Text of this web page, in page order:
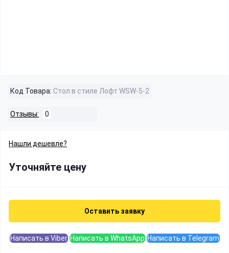
Код Товара: Стол в стиле Лофт WSW-5-2
Отзывы: 0
Нашли дешевле?
Уточняйте цену
Оставить заявку
Написать в Viber Написать в WhatsApp Написать в Telegram